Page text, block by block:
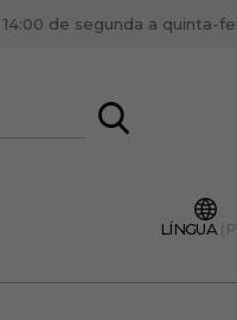
de segunda a quinta-
LÍNGUA